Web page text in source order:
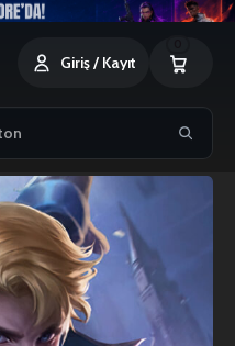
Giriş / Kayıt